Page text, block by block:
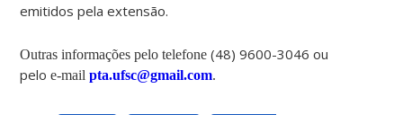
emitidos pela extensão.
Outras informações pelo telefone(48) 9600-3046 ou
pelo e-mailpta.ufsc@gmail.com.